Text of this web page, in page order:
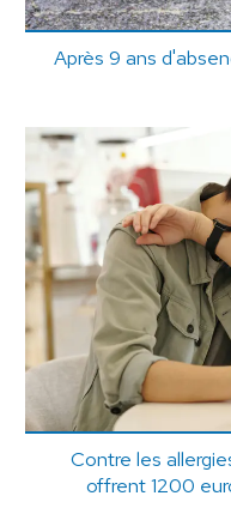
Après 9 ans
Contre les
offrent 1200